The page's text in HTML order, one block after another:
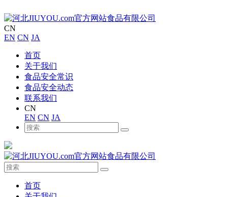
CN
EN CN JA
首页
关于我们
食品安全常识
食品安全动态
联系我们
CN
EN CN JA
首页